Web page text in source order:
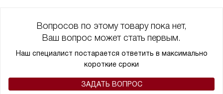
Вопросов по этому товару пока нет,
Ваш вопрос может стать первым.
Наш специалист постарается ответить в максимально
короткие сроки
ЗАДАТЬ ВОПРОС